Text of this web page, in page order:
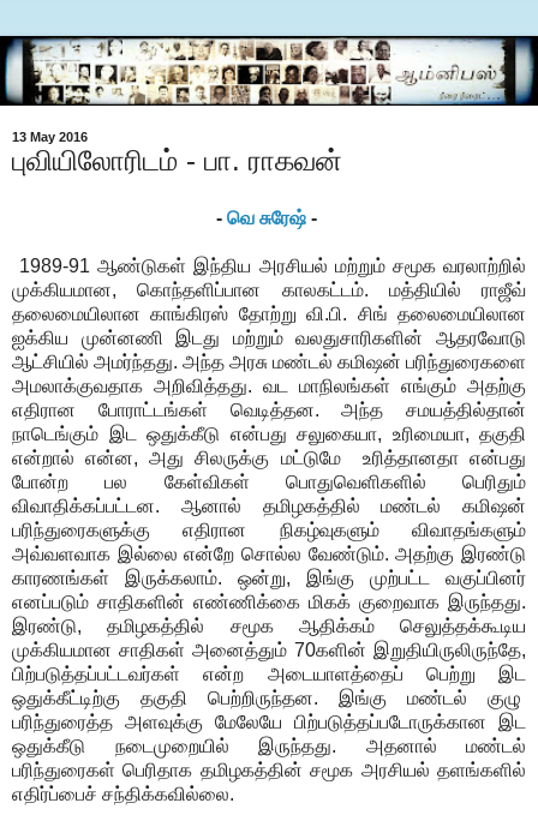
13 May 2016
புவியிலோரிடம் - பா. ராகவன்
- வெ சுரேஷ் -
1989-91 ஆண்டுகள் இந்திய அரசியல் மற்றும் சமூக வரலாற்றில்
முக்கியமான, கொந்தளிப்பான காலகட்டம். மத்தியில் ராஜீவ்
தலைமையிலான காங்கிரஸ் தோற்று வி.பி. சிங் தலைமையிலான
ஐக்கிய முன்னணி இடது மற்றும் வலதுசாரிகளின் ஆதரவோடு
ஆட்சியில் அமர்ந்தது. அந்த அரசு மண்டல் கமிஷன் பரிந்துரைகளை
அமலாக்குவதாக அறிவித்தது. வட மாநிலங்கள் எங்கும் அதற்கு
எதிரான போராட்டங்கள் வெடித்தன. அந்த சமயத்தில்தான்
நாடெங்கும் இட ஒதுக்கீடு என்பது சலுகையா, உரிமையா, தகுதி
என்றால் என்ன, அது சிலருக்கு மட்டுமே உரித்தானதா என்பது
போன்ற பல கேள்விகள் பொதுவெளிகளில் பெரிதும்
விவாதிக்கப்பட்டன. ஆனால் தமிழகத்தில் மண்டல் கமிஷன்
பரிந்துரைகளுக்கு எதிரான நிகழ்வுகளும் விவாதங்களும்
அவ்வளவாக இல்லை என்றே சொல்ல வேண்டும். அதற்கு இரண்டு
காரணங்கள் இருக்கலாம். ஒன்று, இங்கு முற்பட்ட வகுப்பினர்
எனப்படும் சாதிகளின் எண்ணிக்கை மிகக் குறைவாக இருந்தது.
இரண்டு, தமிழகத்தில் சமூக ஆதிக்கம் செலுத்தக்கூடிய
முக்கியமான சாதிகள் அனைத்தும் 70களின் இறுதியிருலிருந்தே,
பிற்படுத்தப்பட்டவர்கள் என்ற அடையாளத்தைப் பெற்று இட
ஒதுக்கீட்டிற்கு தகுதி பெற்றிருந்தன. இங்கு மண்டல் குழு
பரிந்துரைத்த அளவுக்கு மேலேயே பிற்படுத்தப்படோருக்கான இட
ஒதுக்கீடு நடைமுறையில் இருந்தது. அதனால் மண்டல்
பரிந்துரைகள் பெரிதாக தமிழகத்தின் சமூக அரசியல் தளங்களில்
எதிர்ப்பைச் சந்திக்கவில்லை.